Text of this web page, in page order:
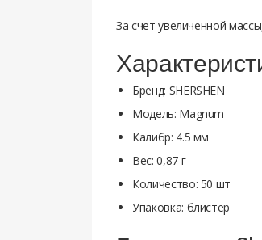
За счет увеличенной
Бренд: SHERSHEN
Модель: Magnum
Калибр: 4.5 мм
Вес: 0,87 г
Количество: 50 шт
Упаковка: блистер